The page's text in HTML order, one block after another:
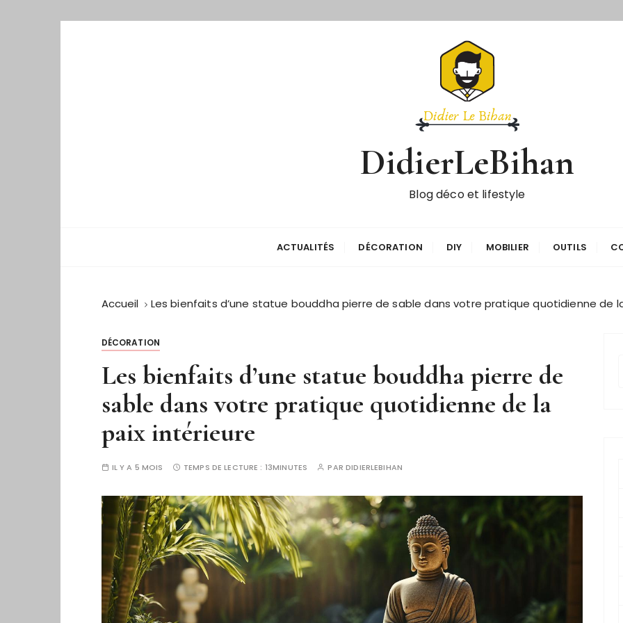
DidierLeBihan
Blog déco et lifestyle
ACTUALITÉS DÉCORATION DIY MOBILIER OUTILS
Accueil Les bienfaits d’une statue bouddha pierre de sable dans votre pratique quotidienne de
DÉCORATION
Les bienfaits d’une statue bouddha pierre de
sable dans votre pratique quotidienne de la
paix intérieure
IL Y A 5 MOIS TEMPS DE LECTURE : 13MINUTES PARDIDIERLEBIHAN